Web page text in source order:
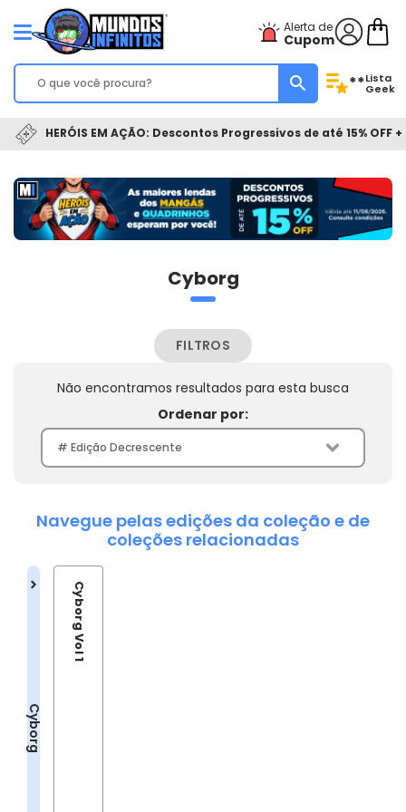
Alerta de
Cupom
**Lista
Geek
HERÓIS EM AÇÃO: Descontos Progressivos de até 15% OFF
Cyborg
FILTROS
Não encontramos resultados para esta busca
Ordenar por:
Navegue pelas edições da coleção e de
coleções relacionadas
Cyborg
Cyborg Vol 1